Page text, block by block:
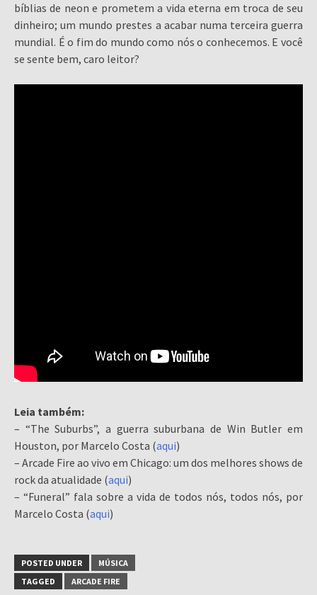
bíblias de neon e prometem a vida eterna em troca de seu
dinheiro; um mundo prestes a acabar numa terceira guerra
mundial. É o fim do mundo como nós o conhecemos. E você
se sente bem, caro leitor?
Leia também:
– “The Suburbs”, a guerra suburbana de Win Butler em
Houston, por Marcelo Costa (aqui)
– Arcade Fire ao vivo em Chicago: um dos melhores shows de
rock da atualidade (aqui)
– “Funeral” fala sobre a vida de todos nós, todos nós, por
Marcelo Costa (aqui)
POSTED UNDER
MÚSICA
TAGGED
ARCADE FIRE